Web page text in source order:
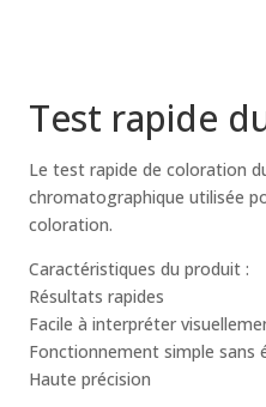
Test rapide
Le test rapide de coloration
chromatographique utilisée
coloration.
Caractéristiques du produit :
Résultats rapides
Facile à interpréter
Fonctionnement simple sans
Haute précision